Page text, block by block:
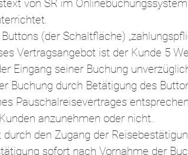
von SR im
(der Schaltfläche)
Vertragsangebot ist der Kunde 5
Eingang seiner Buchung
Buchung durch Betätigung des
Pauschalreisevertrages
anzunehmen oder nicht.
den Zugang der
sofort nach Vornahme der